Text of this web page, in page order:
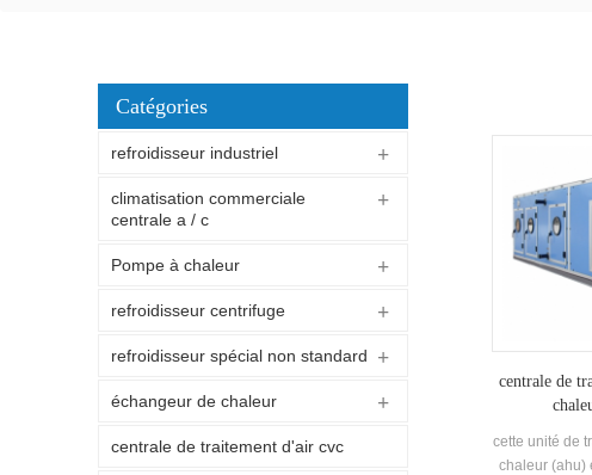
centrale de
cette unité de
chaleur (ahu)
Catégories
refroidisseur industriel
climatisation commerciale
centrale a / c
Pompe à chaleur
refroidisseur centrifuge
refroidisseur spécial non standard
échangeur de chaleur
centrale de traitement d'air cvc